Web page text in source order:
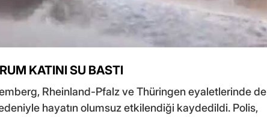
KATINI SU BASTI
Rheinland-Pfalz ve Thüringen eyaletlerinde de
hayatın olumsuz etkilendiği kaydedildi. Polis,